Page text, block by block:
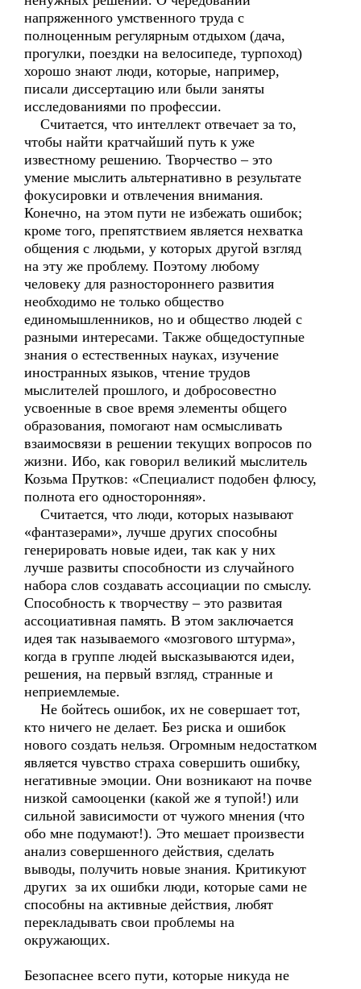
напряженного умственного труда с
полноценным регулярным отдыхом (дача,
прогулки, поездки на велосипеде, турпоход)
хорошо знают люди, которые, например,
писали диссертацию или были заняты
исследованиями по профессии.
Считается, что интеллект отвечает за то,
чтобы найти кратчайший путь к уже
известному решению. Творчество – это
умение мыслить альтернативно в результате
фокусировки и отвлечения внимания.
Конечно, на этом пути не избежать ошибок;
кроме того, препятствием является нехватка
общения с людьми, у которых другой взгляд
на эту же проблему. Поэтому любому
человеку для разностороннего развития
необходимо не только общество
единомышленников, но и общество людей с
разными интересами. Также общедоступные
знания о естественных науках, изучение
иностранных языков, чтение трудов
мыслителей прошлого, и добросовестно
усвоенные в свое время элементы общего
образования, помогают нам осмысливать
взаимосвязи в решении текущих вопросов по
жизни. Ибо, как говорил великий мыслитель
Козьма Прутков: «Специалист подобен флюсу,
полнота его односторонняя».
Считается, что люди, которых называют
«фантазерами», лучше других способны
генерировать новые идеи, так как у них
лучше развиты способности из случайного
набора слов создавать ассоциации по смыслу.
Способность к творчеству – это развитая
ассоциативная память. В этом заключается
идея так называемого «мозгового штурма»,
когда в группе людей высказываются идеи,
решения, на первый взгляд, странные и
неприемлемые.
Не бойтесь ошибок, их не совершает тот,
кто ничего не делает. Без риска и ошибок
нового создать нельзя. Огромным недостатком
является чувство страха совершить ошибку,
негативные эмоции. Они возникают на почве
низкой самооценки (какой же я тупой!) или
сильной зависимости от чужого мнения (что
обо мне подумают!). Это мешает произвести
анализ совершенного действия, сделать
выводы, получить новые знания. Критикуют
других за их ошибки люди, которые сами не
способны на активные действия, любят
перекладывать свои проблемы на
окружающих.
Безопаснее всего пути, которые никуда не